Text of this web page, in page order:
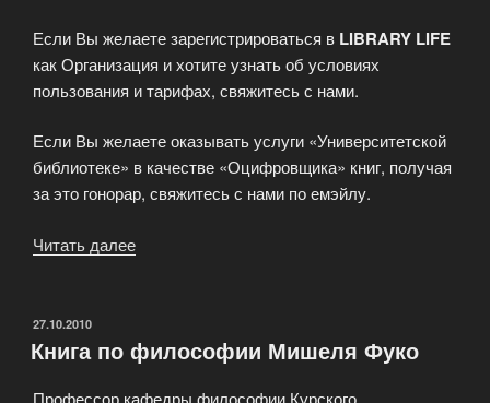
Если Вы желаете зарегистрироваться в LIBRARY LIFE
как Организация и хотите узнать об условиях
пользования и тарифах, свяжитесь с нами.
Если Вы желаете оказывать услуги «Университетской
библиотеке» в качестве «Оцифровщика» книг, получая
за это гонорар, свяжитесь с нами по емэйлу.
Читать далее
сайте!»
ОПУБЛИКОВАНО
27.10.2010
Книга по философии Мишеля Фуко
Профессор кафедры философии Курского